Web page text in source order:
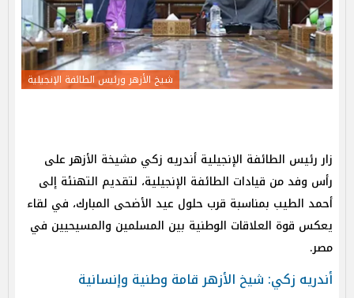
شيخ الأزهر ورئيس الطائفة الإنجيلية
زار رئيس الطائفة الإنجيلية أندريه زكي مشيخة الأزهر على
رأس وفد من قيادات الطائفة الإنجيلية، لتقديم التهنئة إلى
أحمد الطيب بمناسبة قرب حلول عيد الأضحى المبارك، في لقاء
يعكس قوة العلاقات الوطنية بين المسلمين والمسيحيين في
مصر.
أندريه زكي: شيخ الأزهر قامة وطنية وإنسانية